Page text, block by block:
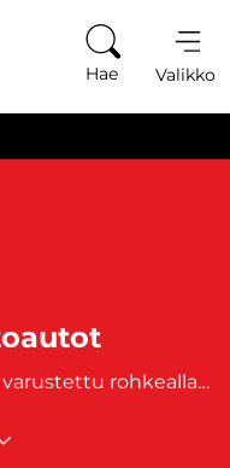
Hae Valikko
Suzuki Vitara vaihtoautot ovat varustettu rohkealla ja dynaamisella muotoilulla, joka erottuu massasta. Suzuki Vitara tarjoaa korkealuokkaista mukavuutta ja tilaa matkoille. Sen tilava sisätila ja käytännölliset ominaisuudet tekevät siitä täydellisen valinnan niin perheille kuin aktiivisille seikkailijoillekin. Turvallisuus on ensisijainen tavoite Suzuki Vitaran suunnittelussa. Tämä vaihtoauto on varustettu edistyksellisillä turvallisuusominaisuuksilla, jotka tarjoavat sinulle mielenrauhan jokaisella ajomatkalla.